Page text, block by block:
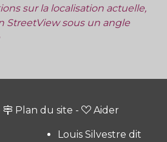
sur la localisation actuelle,
StreetView sous un angle
Plan du site - Aider
Louis Silvestre dit